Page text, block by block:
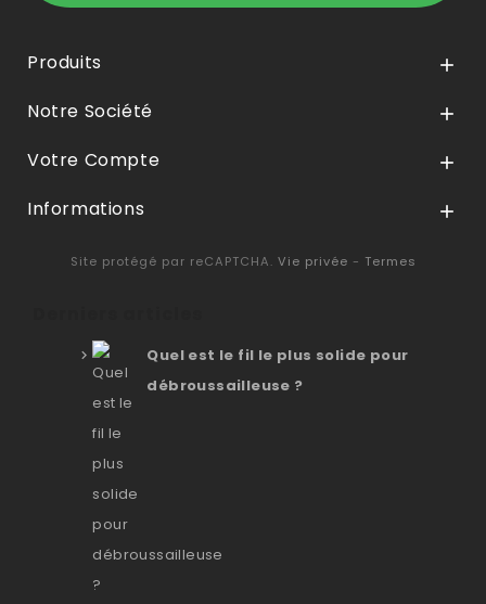
Produits 
Notre Société 
Votre Compte 
Informations 
Site protégé par reCAPTCHA. Vie privée - Termes
Quel est le fil le plus solide pour
débroussailleuse ?